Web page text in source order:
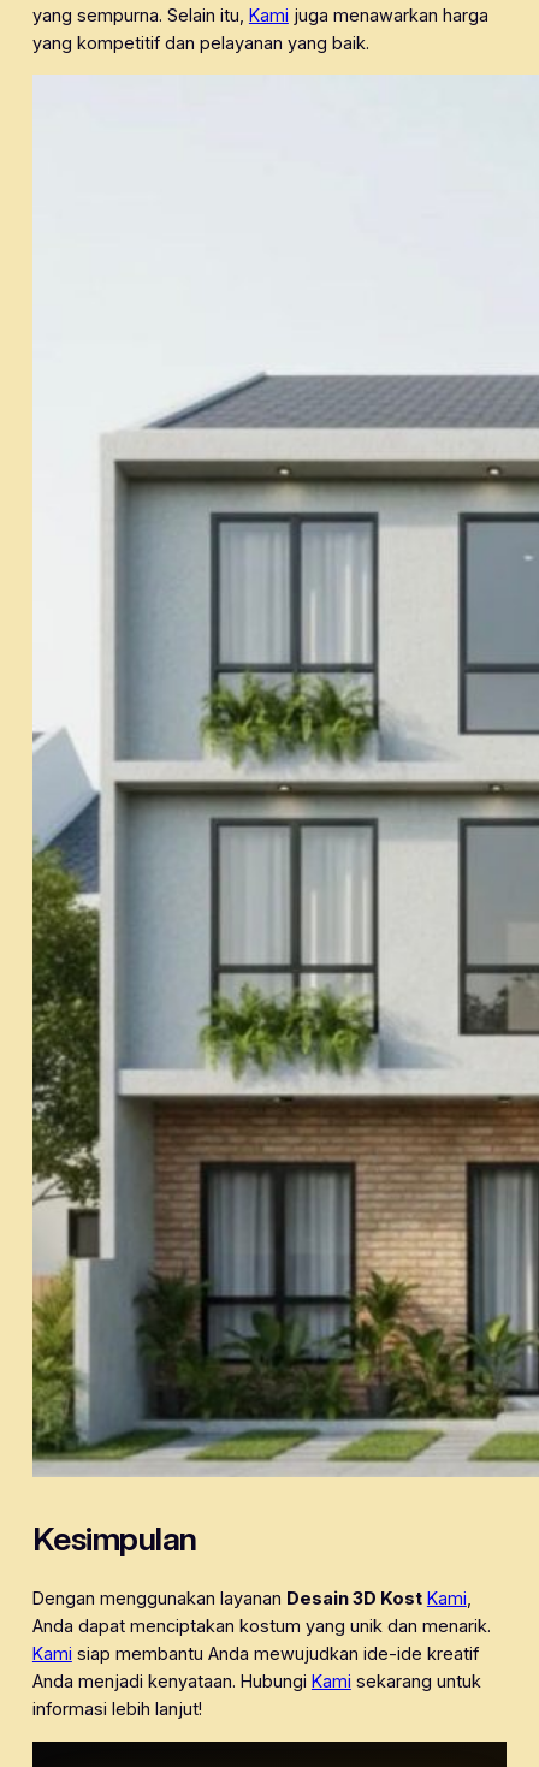
yang sempurna. Selain itu, Kami juga menawarkan harga
yang kompetitif dan pelayanan yang baik.
Kesimpulan
Dengan menggunakan layanan Desain 3D Kost Kami,
Anda dapat menciptakan kostum yang unik dan menarik.
Kami siap membantu Anda mewujudkan ide-ide kreatif
Anda menjadi kenyataan. Hubungi Kami sekarang untuk
informasi lebih lanjut!